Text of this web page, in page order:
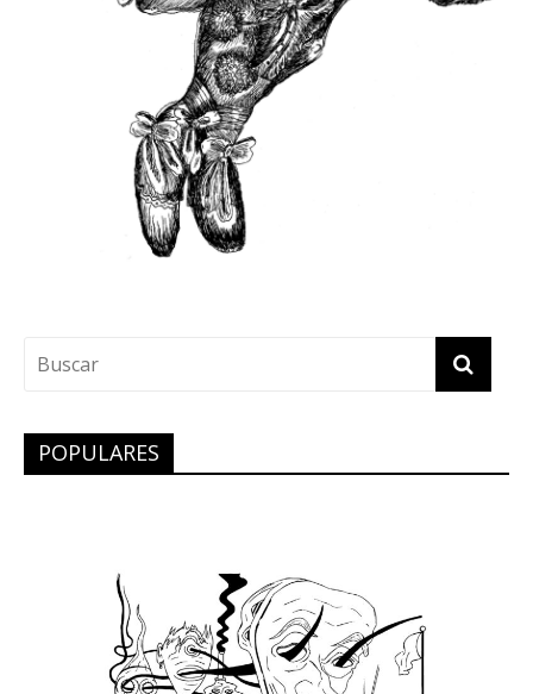
POPULARES